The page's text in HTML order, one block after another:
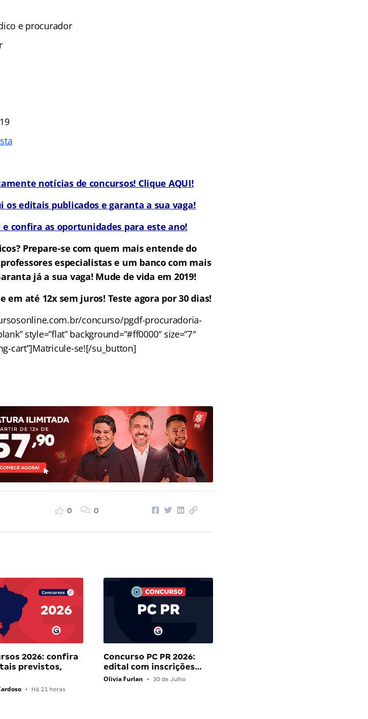
e procurador
notícias de concursos! Clique AQUI!
os editais publicados e garanta a sua vaga!
e confira as oportunidades para este ano!
Prepare-se com quem mais entende do
especialistas e um banco com mais
já a sua vaga! Mude de vida em 2019!
em até 12x sem juros! Teste agora por 30 dias!
concurso/pgdf-procuradoria-
style=”flat” background=”#ff0000″ size=”7″
cart”]Matricule-se![/su_button]
0 0
2026: confira
previstos,
• Há 21 horas
Concurso PC PR 2026:
edital com inscrições…
Olivia Furlan • 30 de Julho